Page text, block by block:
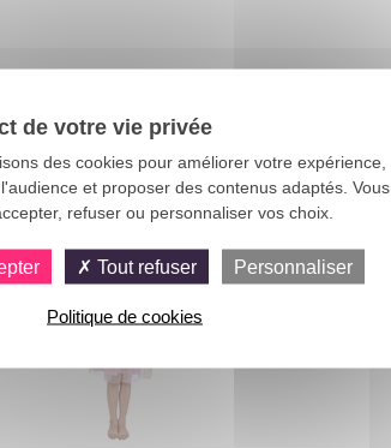
aimerez aussi
de votre vie privée
des cookies pour améliorer votre expérience,
et proposer des contenus adaptés. Vous
refuser ou personnaliser vos choix.
Tout refuser Personnaliser
Politique de cookies